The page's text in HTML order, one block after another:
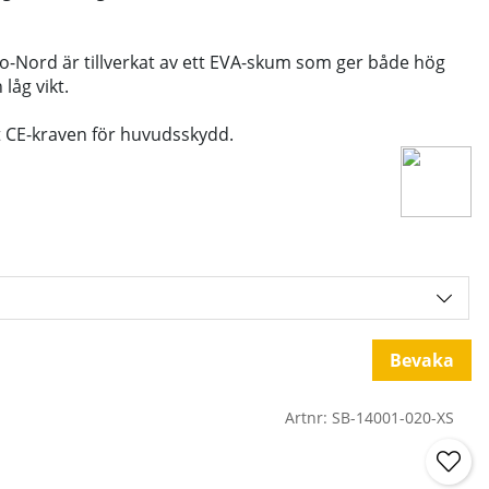
Nord är tillverkat av ett EVA-skum som ger både hög
vikt.
kraven för huvudsskydd.
Bevaka
Artnr: SB-14001-020-XS